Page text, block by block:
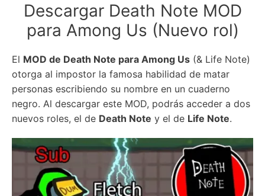
Descargar Death Note MOD
para Among Us (Nuevo rol)
El MOD de Death Note para Among Us (& Life Note)
otorga al impostor la famosa habilidad de matar
personas escribiendo su nombre en un cuaderno
negro. Al descargar este MOD, podrás acceder a dos
nuevos roles, el de Death Note y el de Life Note.